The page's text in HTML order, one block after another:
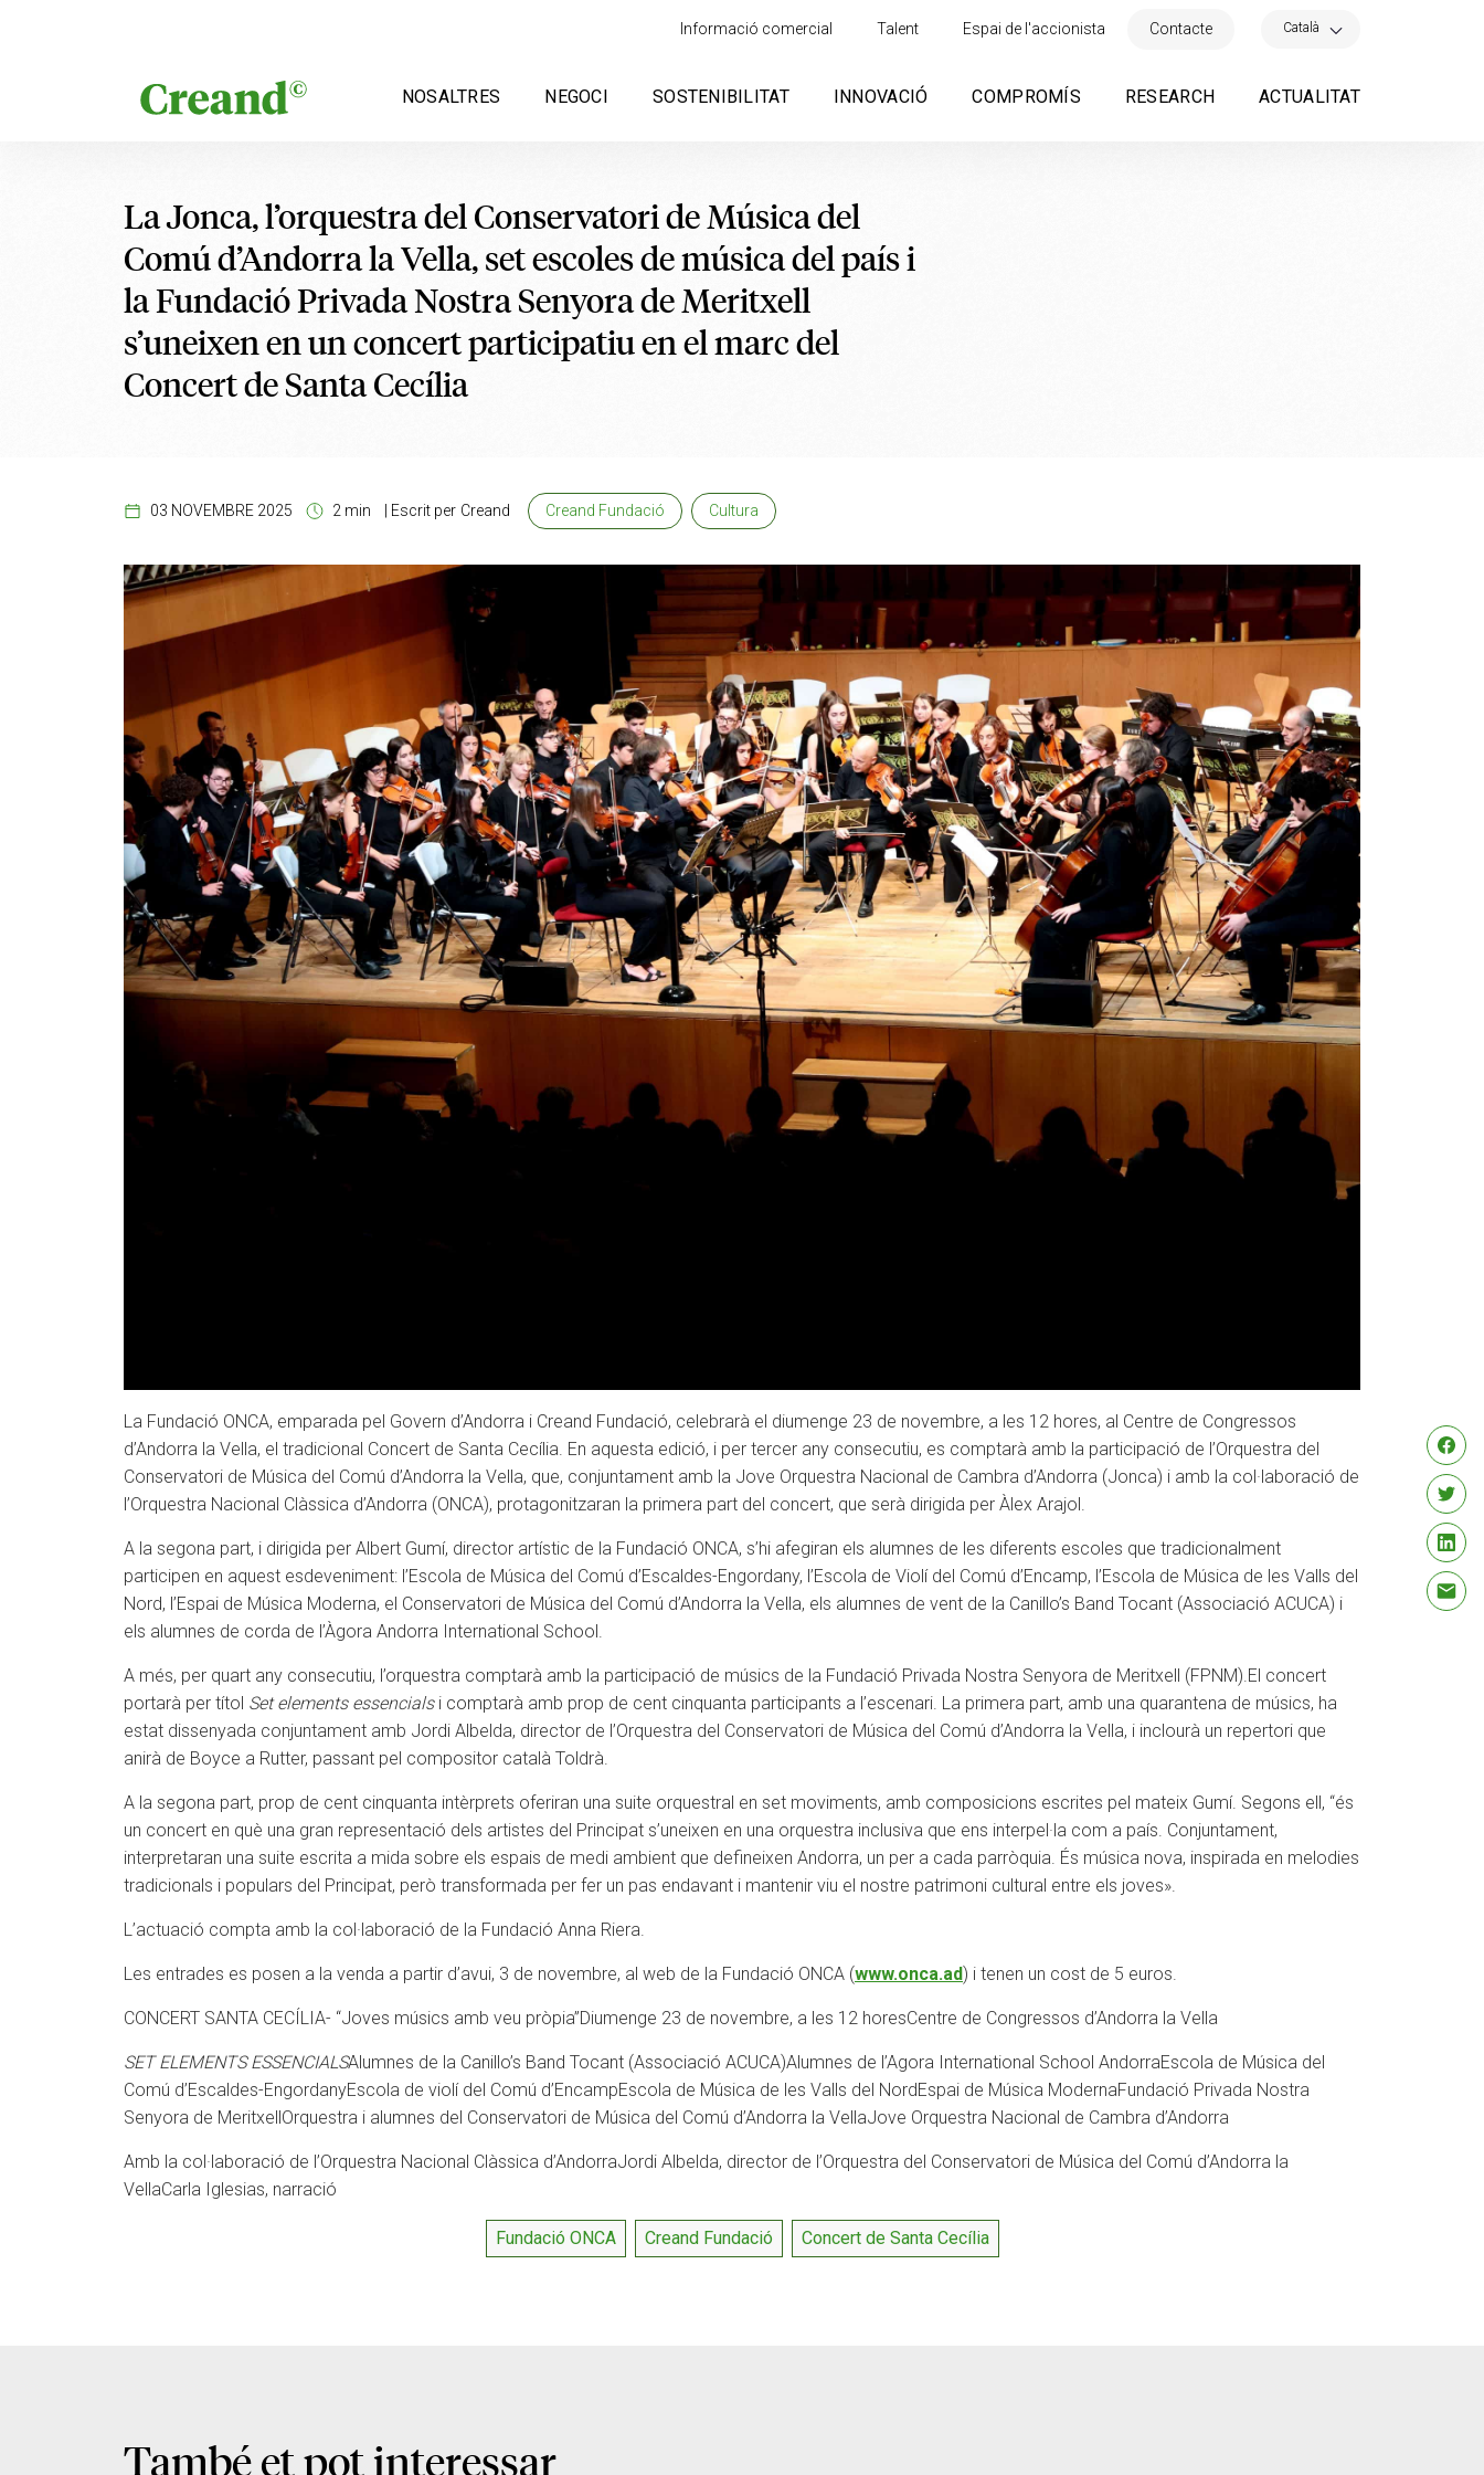
Informació comercial Talent Espai de l'accionista Contacte Català
NOSALTRES NEGOCI SOSTENIBILITAT INNOVACIÓ COMPROMÍS RESEARCH ACTUALITAT
La Jonca, l’orquestra del Conservatori de Música del
Comú d’Andorra la Vella, set escoles de música del país i
la Fundació Privada Nostra Senyora de Meritxell
s’uneixen en un concert participatiu en el marc del
Concert de Santa Cecília
03 NOVEMBRE 2025 2 min Escrit per Creand Creand Fundació Cultura
La Fundació ONCA, emparada pel Govern d’Andorra i Creand Fundació, celebrarà el diumenge 23 de novembre, a les 12 hores, al Centre de Congressos
d’Andorra la Vella, el tradicional Concert de Santa Cecília. En aquesta edició, i per tercer any consecutiu, es comptarà amb la participació de l’Orquestra del
Conservatori de Música del Comú d’Andorra la Vella, que, conjuntament amb la Jove Orquestra Nacional de Cambra d’Andorra (Jonca) i amb la col·laboració de
l’Orquestra Nacional Clàssica d’Andorra (ONCA), protagonitzaran la primera part del concert, que serà dirigida per Àlex Arajol.
A la segona part, i dirigida per Albert Gumí, director artístic de la Fundació ONCA, s’hi afegiran els alumnes de les diferents escoles que tradicionalment
participen en aquest esdeveniment: l’Escola de Música del Comú d’Escaldes-Engordany, l’Escola de Violí del Comú d’Encamp, l’Escola de Música de les Valls del
Nord, l’Espai de Música Moderna, el Conservatori de Música del Comú d’Andorra la Vella, els alumnes de vent de la Canillo’s Band Tocant (Associació ACUCA) i
els alumnes de corda de l’Àgora Andorra International School.
A més, per quart any consecutiu, l’orquestra comptarà amb la participació de músics de la Fundació Privada Nostra Senyora de Meritxell (FPNM).El concert
portarà per títol Set elements essencialsi comptarà amb prop de cent cinquanta participants a l’escenari. La primera part, amb una quarantena de músics, ha
estat dissenyada conjuntament amb Jordi Albelda, director de l’Orquestra del Conservatori de Música del Comú d’Andorra la Vella, i inclourà un repertori que
anirà de Boyce a Rutter, passant pel compositor català Toldrà.
A la segona part, prop de cent cinquanta intèrprets oferiran una suite orquestral en set moviments, amb composicions escrites pel mateix Gumí. Segons ell, “és
un concert en què una gran representació dels artistes del Principat s’uneixen en una orquestra inclusiva que ens interpel·la com a país. Conjuntament,
interpretaran una suite escrita a mida sobre els espais de medi ambient que defineixen Andorra, un per a cada parròquia. És música nova, inspirada en melodies
tradicionals i populars del Principat, però transformada per fer un pas endavant i mantenir viu el nostre patrimoni cultural entre els joves».
L’actuació compta amb la col·laboració de la Fundació Anna Riera.
Les entrades es posen a la venda a partir d’avui, 3 de novembre, al web de la Fundació ONCA (www.onca.ad) i tenen un cost de 5 euros.
CONCERT SANTA CECÍLIA- “Joves músics amb veu pròpia”Diumenge 23 de novembre, a les 12 horesCentre de Congressos d’Andorra la Vella
SET ELEMENTS ESSENCIALSAlumnes de la Canillo’s Band Tocant (Associació ACUCA)Alumnes de l’Agora International School AndorraEscola de Música del
Comú d’Escaldes-EngordanyEscola de violí del Comú d’EncampEscola de Música de les Valls del NordEspai de Música ModernaFundació Privada Nostra
Senyora de MeritxellOrquestra i alumnes del Conservatori de Música del Comú d’Andorra la VellaJove Orquestra Nacional de Cambra d’Andorra
Amb la col·laboració de l’Orquestra Nacional Clàssica d’AndorraJordi Albelda, director de l’Orquestra del Conservatori de Música del Comú d’Andorra la
VellaCarla Iglesias, narració
Fundació ONCA Creand Fundació Concert de Santa Cecília
També et pot interessar